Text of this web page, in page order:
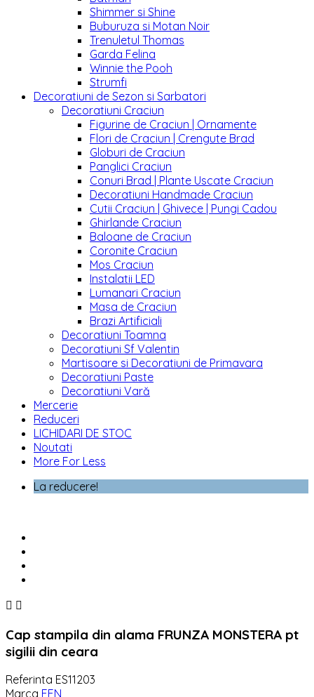
Shimmer si Shine
Buburuza si Motan Noir
Trenuletul Thomas
Garda Felina
Winnie the Pooh
Strumfi
Decoratiuni de Sezon si Sarbatori
Decoratiuni Craciun
Figurine de Craciun | Ornamente
Flori de Craciun | Crengute Brad
Globuri de Craciun
Panglici Craciun
Conuri Brad | Plante Uscate Craciun
Decoratiuni Handmade Craciun
Cutii Craciun | Ghivece | Pungi Cadou
Ghirlande Craciun
Baloane de Craciun
Coronite Craciun
Mos Craciun
Instalatii LED
Lumanari Craciun
Masa de Craciun
Brazi Artificiali
Decoratiuni Toamna
Decoratiuni Sf Valentin
Martisoare si Decoratiuni de Primavara
Decoratiuni Paste
Decoratiuni Vară
Mercerie
Reduceri
LICHIDARI DE STOC
Noutati
More For Less
La reducere!
 
Cap stampila din alama FRUNZA MONSTERA pt
sigilii din ceara
Referinta ES11203
Marca EFN